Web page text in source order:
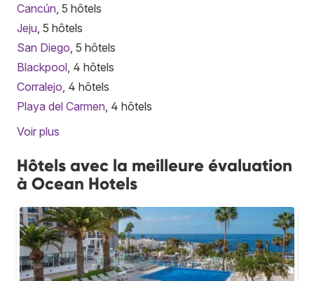
Cancún , 5 hôtels
Jeju , 5 hôtels
San Diego , 5 hôtels
Blackpool , 4 hôtels
Corralejo , 4 hôtels
Playa del Carmen , 4 hôtels
Voir plus
Hôtels avec la meilleure évaluation
à Ocean Hotels